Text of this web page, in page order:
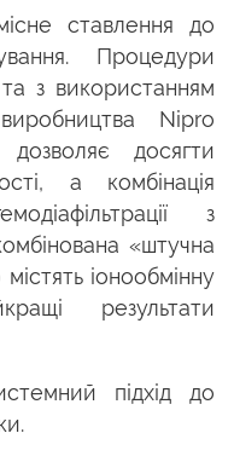
ставлення до
Процедури
з використанням
Nipro
досягти
а комбінація
з
«штучна
іонообмінну
результати
підхід до